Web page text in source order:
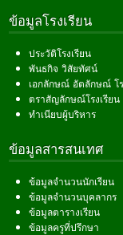
ข้อมูลโรงเรียน
ประวัติโรงเรียน
พันธกิจ วิสัยทัศน์
เอกลักษณ์ อัตลักษณ์ โ
ตราสัญลักษณ์โรงเรียน
ทำเนียบผู้บริหาร
ข้อมูลสารสนเทศ
ข้อมูลจำนวนนักเรียน
ข้อมูลจำนวนบุคลากร
ข้อมูลตารางเรียน
ข้อมูลครูที่ปรึกษา